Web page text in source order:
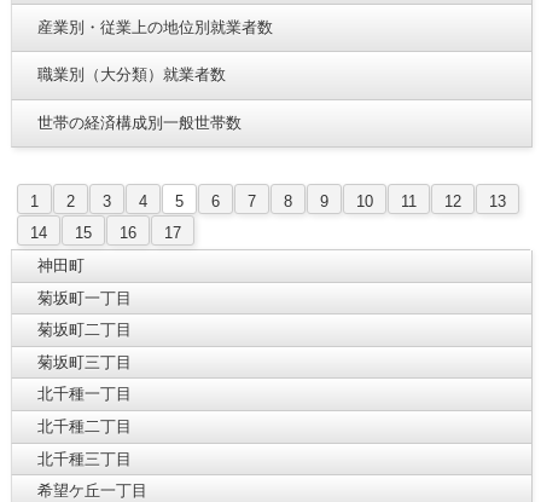
産業別・従業上の地位別就業者数
職業別（大分類）就業者数
世帯の経済構成別一般世帯数
1 2 3 4 5 6 7 8 9 10 11 12
13
14
15 16
17
神田町
菊坂町一丁目
菊坂町二丁目
菊坂町三丁目
北千種一丁目
北千種二丁目
北千種三丁目
希望ケ丘一丁目